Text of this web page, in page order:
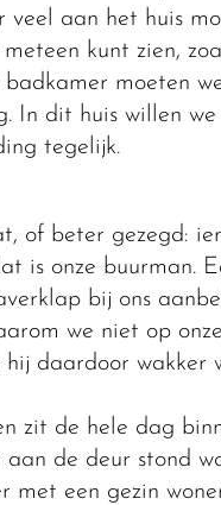
veel aan het huis
kunt zien,
badkamer moeten
In dit huis willen
tegelijk.
of beter gezegd:
is onze buurman.
bij ons
we niet op
hij daardoor wakker
zit de hele dag
aan de deur stond
met een gezin